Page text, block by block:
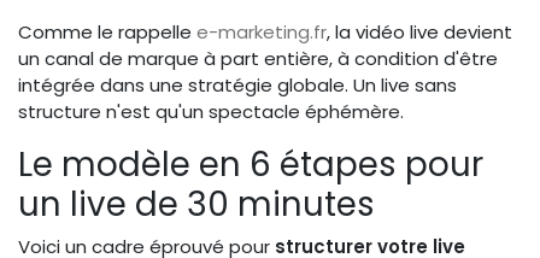
Comme le rappelle e-marketing.fr, la vidéo live devient
un canal de marque à part entière, à condition d'être
intégrée dans une stratégie globale. Un live sans
structure n'est qu'un spectacle éphémère.
Le modèle en 6 étapes pour
un live de 30 minutes
Voici un cadre éprouvé pour structurer votre live